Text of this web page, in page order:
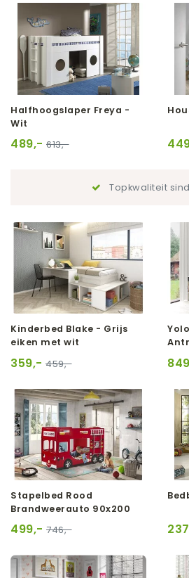
Halfhoogslaper Freya -
Wit
489,- 613,-
Topkwaliteit
Kinderbed Blake - Grijs
eiken met wit
359,- 459,-
Stapelbed Rood
Brandweerauto 90x200
499,- 746,-